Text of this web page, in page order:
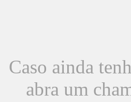
Caso ainda
abra um